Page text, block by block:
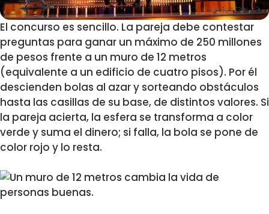
El concurso es sencillo. La pareja debe contestar
preguntas para ganar un máximo de 250 millones
de pesos frente a un muro de 12 metros
(equivalente a un edificio de cuatro pisos). Por él
descienden bolas al azar y sorteando obstáculos
hasta las casillas de su base, de distintos valores. Si
la pareja acierta, la esfera se transforma a color
verde y suma el dinero; si falla, la bola se pone de
color rojo y lo resta.